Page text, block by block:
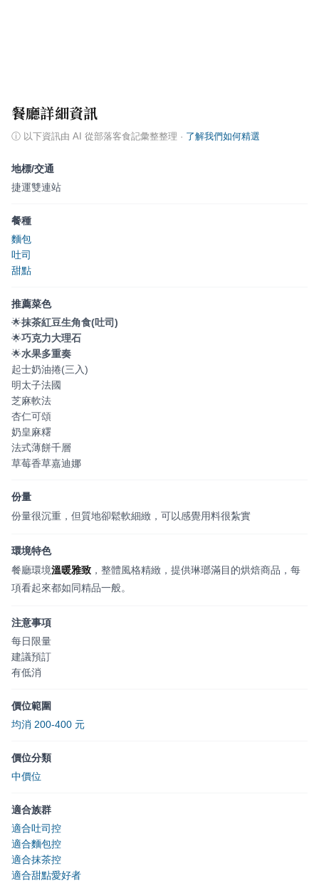
餐廳詳細資訊
ⓘ 以下資訊由 AI 從部落客食記彙整整理 · 了解我們如何精選
地標/交通
捷運雙連站
餐種
麵包
吐司
甜點
推薦菜色
🌟抹茶紅豆生角食(吐司)
🌟巧克力大理石
🌟水果多重奏
起士奶油捲(三入)
明太子法國
芝麻軟法
杏仁可頌
奶皇麻糬
法式薄餅千層
草莓香草嘉迪娜
份量
份量很沉重，但質地卻鬆軟細緻，可以感覺用料很紮實
環境特色
餐廳環境溫暖雅致 ，整體風格精緻，提供琳瑯滿目的烘焙商品，每
項看起來都如同精品一般。
注意事項
每日限量
建議預訂
有低消
價位範圍
均消 200-400 元
價位分類
中價位
適合族群
適合吐司控
適合麵包控
適合抹茶控
適合甜點愛好者